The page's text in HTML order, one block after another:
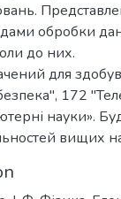
обробки
до них.
для
172
науки».
вищих